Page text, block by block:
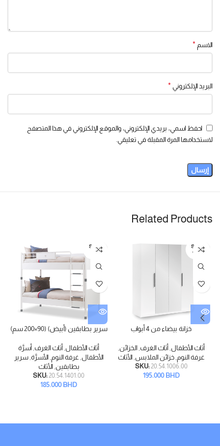
الاسم *
البريد الإلكتروني *
احفظ اسمي، بريدي الإلكتروني، والموقع الإلكتروني في هذا المتصفح
لاستخدامها المرة المقبلة في تعليقي.
Related Products
SOLD
OUT
خزانة بيضاء من 4 أبواب
أثاث الأطفال ,أثاث الغرف ,الخزائن
غرفة النوم ,خزائن الملابس ,الأثاث
SKU: 20.54.1006.00
195.000BHD
SOLD
OUT
سرير بطابقين (أبيض) (90×200 سم)
أثاث الأطفال أثاث الغرف أسرَّة
الأطفال غرفة النوم ,الأسرَّة ,سرير
بطابقين ,الأثاث
SKU: 20.54.1401.00
185.000BHD